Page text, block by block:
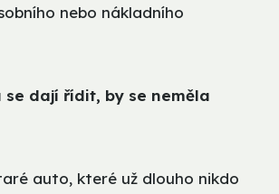
nebo nákladního
dají řídit, by se neměla
auto, které už dlouho nikdo